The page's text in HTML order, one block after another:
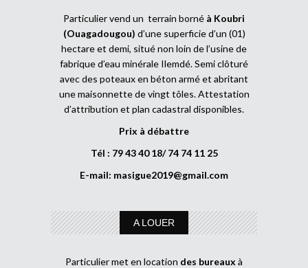
Particulier vend un terrain borné à Koubri
(Ouagadougou) d’une superficie d’un (01)
hectare et demi, situé non loin de l’usine de
fabrique d’eau minérale Ilemdé. Semi clôturé
avec des poteaux en béton armé et abritant
une maisonnette de vingt tôles. Attestation
d’attribution et plan cadastral disponibles.
Prix à débattre
Tél : 79 43 40 18/ 74 74 11 25
E-mail: masigue2019@gmail.com
A LOUER
Particulier met en location des bureaux à